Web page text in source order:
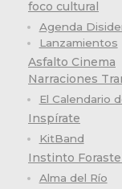
foco cultural
Agenda
Lanzamientos
Asfalto Cinema
Narraciones
El Calendario
Inspírate
KitBand
Instinto
Alma del Río